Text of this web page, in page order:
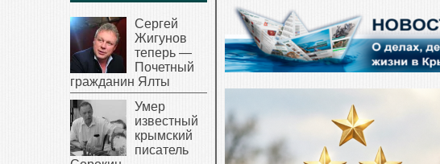
Сергей
Жигунов
теперь —
Почетный
гражданин Ялты
Умер
известный
крымский
писатель